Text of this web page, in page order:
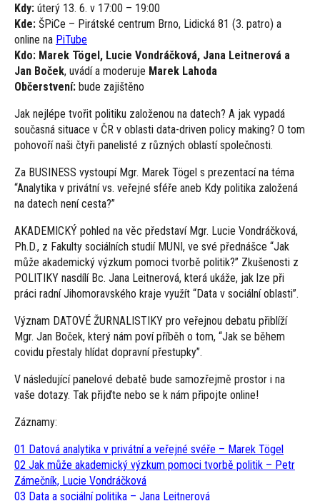
Kdy: úterý 13. 6. v 17:00 – 19:00
Kde: ŠPiCe – Pirátské centrum Brno, Lidická 81 (3. patro) a
online na PiTube
Kdo: Marek Tögel, Lucie Vondráčková, Jana Leitnerová a
Jan Boček, uvádí a moderuje Marek Lahoda
Občerstvení: bude zajištěno
Jak nejlépe tvořit politiku založenou na datech? A jak vypadá
současná situace v ČR v oblasti data-driven policy making? O tom
pohovoří naši čtyři panelisté z různých oblastí společnosti.
Za BUSINESS vystoupí Mgr. Marek Tögel s prezentací na téma
“Analytika v privátní vs. veřejné sféře aneb Kdy politika založená
na datech není cesta?”
AKADEMICKÝ pohled na věc představí Mgr. Lucie Vondráčková,
Ph.D., z Fakulty sociálních studií MUNI, ve své přednášce “Jak
může akademický výzkum pomoci tvorbě politik?” Zkušenosti z
POLITIKY nasdílí Bc. Jana Leitnerová, která ukáže, jak lze při
práci radní Jihomoravského kraje využít “Data v sociální oblasti”.
Význam DATOVÉ ŽURNALISTIKY pro veřejnou debatu přiblíží
Mgr. Jan Boček, který nám poví příběh o tom, “Jak se během
covidu přestaly hlídat dopravní přestupky”.
V následující panelové debatě bude samozřejmě prostor i na
vaše dotazy. Tak přijďte nebo se k nám připojte online!
Záznamy:
01 Datová analytika v privátní a veřejné svéře – Marek Tögel
02 Jak může akademický výzkum pomoci tvorbě politik – Petr
Zámečník, Lucie Vondráčková
03 Data a sociální politika – Jana Leitnerová